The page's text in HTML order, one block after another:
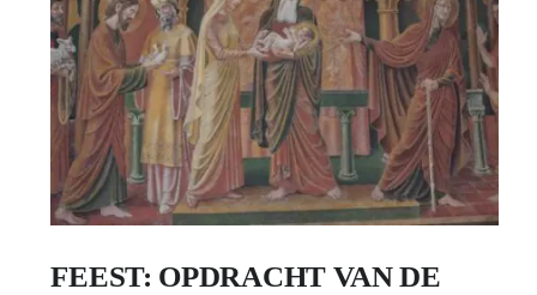
FEEST: OPDRACHT VAN DE